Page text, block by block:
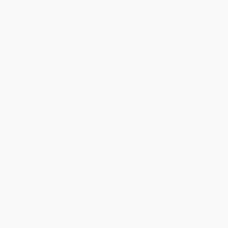
сделать своими руками.